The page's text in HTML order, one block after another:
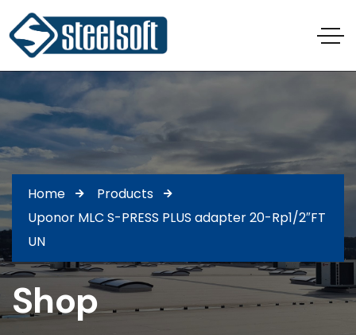
Home
Products
Uponor MLC S-PRESS PLUS adapter 20-Rp1/2″FT
UN
Shop